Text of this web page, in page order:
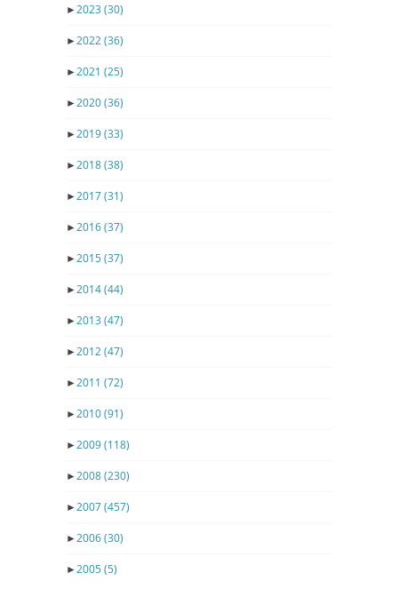
►2023 (30)
►2022(36)
►2021 (25)
►2020(36)
►2019(33)
►2018(38)
►2017(31)
►2016(37)
►2015(37)
►2014(44)
►2013 (47)
►2012(47)
►2011 (72)
►2010(91)
►2009(118)
►2008(230)
►2007(457)
►2006(30)
►2005(5)